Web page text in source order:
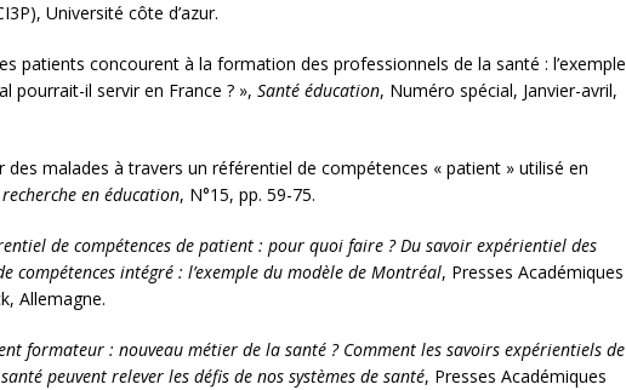
Université côte d’azur.
patients concourent à la formation des professionnels de la santé : l’exemple
pourrait-il servir en France ? », Santé éducation, Numéro spécial, Janvier-avril,
des malades à travers un référentiel de compétences « patient » utilisé en
en éducation, N°15, pp. 59-75.
de compétences de patient : pour quoi faire ? Du savoir expérientiel des
compétences intégré : l’exemple du modèle de Montréal, Presses Académiques
Allemagne.
formateur : nouveau métier de la santé ? Comment les savoirs expérientiels de
peuvent relever les défis de nos systèmes de santé, Presses Académiques